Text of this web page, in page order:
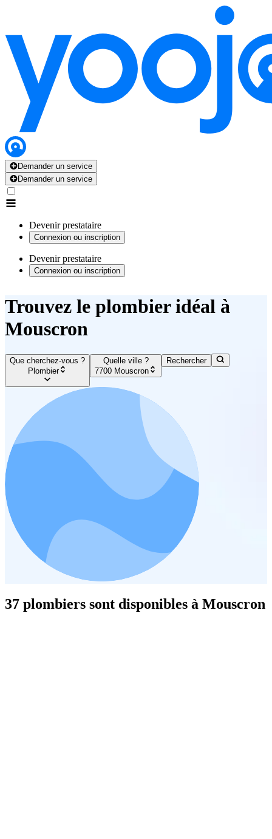
Demander un service
Demander un service
Devenir prestataire
Connexion ou inscription
Devenir prestataire
Connexion ou inscription
Trouvez le plombier idéal à
Mouscron
Que cherchez-vous ?
Plombier
Quelle ville ?
7700 Mouscron
Rechercher
37 plombiers sont disponibles à Mouscron